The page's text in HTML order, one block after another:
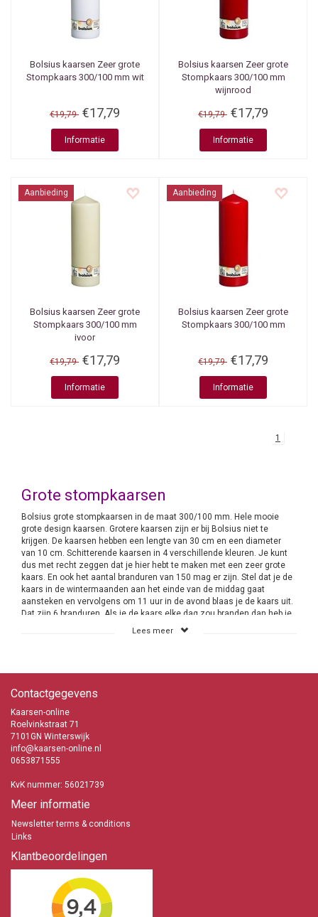
Bolsius kaarsen Zeer grote
Stompkaars 300/100 mm wit
€19,79 €17,79
Informatie
Bolsius kaarsen Zeer grote
Stompkaars 300/100 mm
wijnrood
€19,79 €17,79
Informatie
Aanbieding
Bolsius kaarsen Zeer grote
Stompkaars 300/100 mm
ivoor
€19,79 €17,79
Informatie
Aanbieding
Bolsius kaarsen Zeer grote
Stompkaars 300/100 mm
€19,79 €17,79
Informatie
1
Grote stompkaarsen
Bolsius grote stompkaarsen in de maat 300/100 mm. Hele mooie
grote design kaarsen. Grotere kaarsen zijn er bij Bolsius niet te
krijgen. De kaarsen hebben een lengte van 30 cm en een diameter
van 10 cm. Schitterende kaarsen in 4 verschillende kleuren. Je kunt
dus met recht zeggen dat je hier hebt te maken met een zeer grote
kaars. En ook het aantal branduren van 150 mag er zijn. Stel dat je de
kaars in de wintermaanden aan het einde van de middag gaat
aansteken en vervolgens om 11 uur in de avond blaas je de kaars uit.
Dat zijn 6 branduren. Als je de kaars elke dag zou branden dan heb je
er minimaal 25 dagen lang plezier van. En ook nog eens de beste
Bolsius grote kaarsen
Bolsius kaarsen zijn absoluut de beste kaarsen. De kaarsen zijn
gemaakt van de beste grondstoffen zonder toevoeging van
chemische spullen of andere producten die niet duurzaam zijn. Aan
de lont (pit) is veel aandacht geschonken. Dat moet ook wel want een
juiste pit betekend dat de brandeigenschappen van de kaars omhoog
zullen gaan. Daarbij is de kwaliteit van de pit en de manier van weven
Bolsius grote stompkaarsen
In de kleuren wit, ivoor, rood en wijnrood
30 cm hoog en een diameter van 10 cm
Snelle levering
info@kaarsen-online.nl
0653871555
Lees meer
Contactgegevens
Kaarsen-online
Roelvinkstraat 71
7101GN Winterswijk
info@kaarsen-online.nl
0653871555
KvK nummer: 56021739
Meer informatie
Newsletter terms & conditions
Links
Klantbeoordelingen